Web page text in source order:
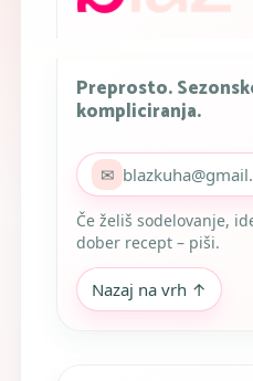
Preprosto.
kompliciranja.
✉
Če želiš sodelovanje,
dober recept – piši.
Nazaj na vrh ↑